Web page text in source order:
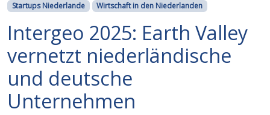
Startups Niederlande
Wirtschaft in den Niederlanden
Intergeo 2025: Earth Valley
vernetzt niederländische
und deutsche
Unternehmen